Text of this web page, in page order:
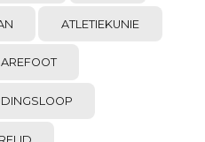
ATLETIEKUNIE